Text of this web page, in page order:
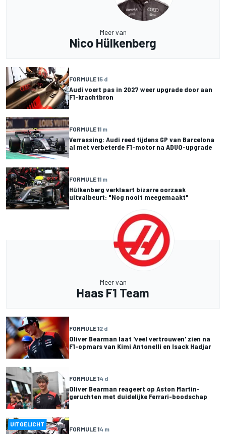
Meer van
Nico Hülkenberg
FORMULE 15 d
Audi voert pas in 2027 weer upgrade door aan
F1-krachtbron
FORMULE 11 m
Verrassing: Audi reed tijdens GP van Barcelona
al met verbeterde F1-motor na ADUO-upgrade
FORMULE 11 m
Hülkenberg verklaart bizarre oorzaak
uitvalbeurt: "Nog nooit meegemaakt"
Meer van
Haas F1 Team
FORMULE 12 d
Oliver Bearman laat 'veel vertrouwen' zien na
F1-opmars van Kimi Antonelli en Isack Hadjar
FORMULE 14 d
Oliver Bearman reageert op Aston Martin-
geruchten met duidelijke Ferrari-boodschap
UITGELICHT
FORMULE 14 m